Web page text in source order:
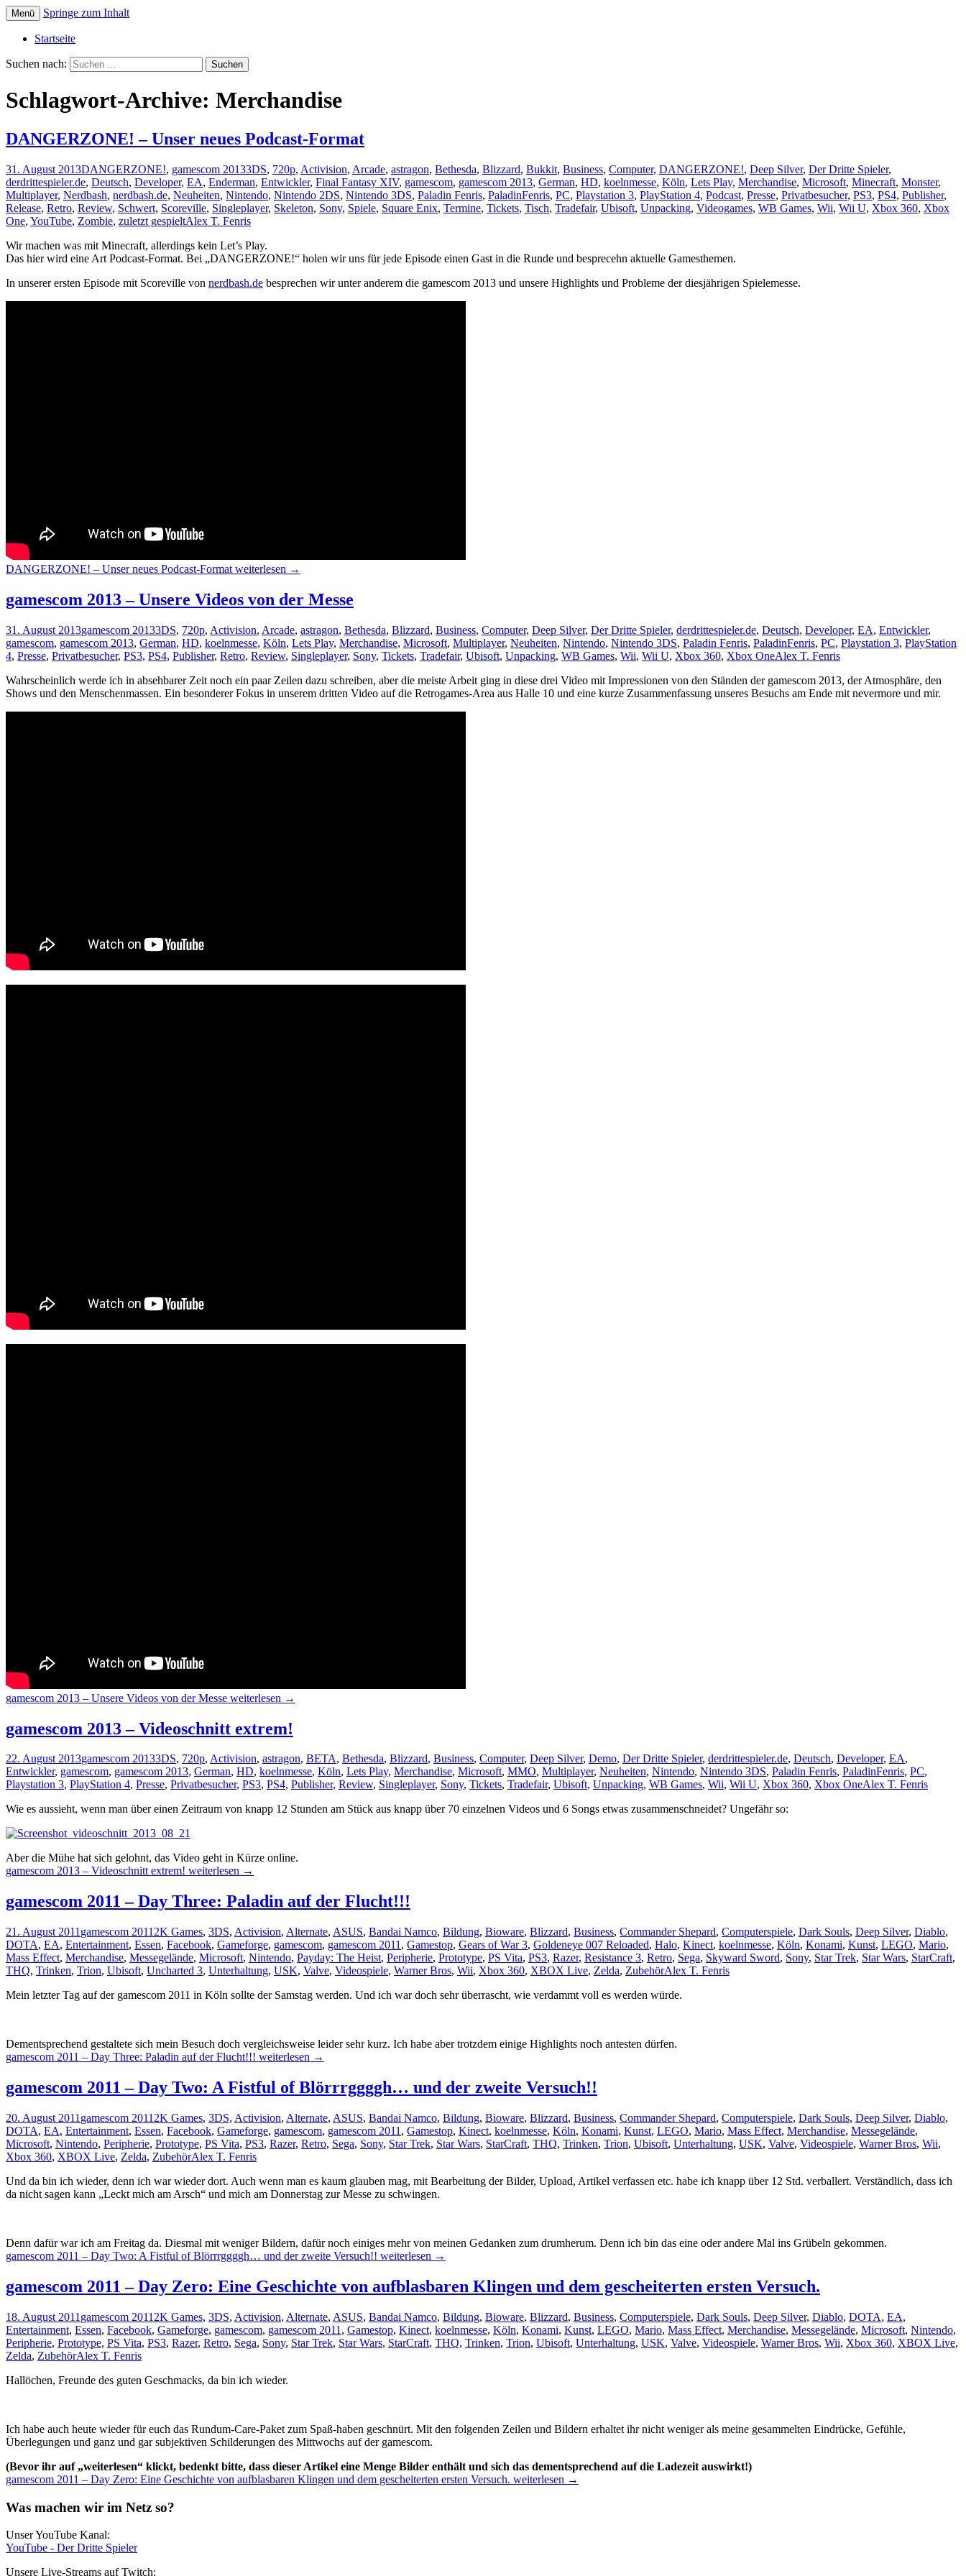
Der Dritte Spieler
Menü Springe zum Inhalt
Startseite
Suchen nach:
Schlagwort-Archive: Merchandise
DANGERZONE! – Unser neues Podcast-Format
31. August 2013DANGERZONE!, gamescom 20133DS, 720p, Activision, Arcade, astragon, Bethesda, Blizzard, Bukkit, Business, Computer, DANGERZONE!, Deep Silver, Der Dritte Spieler,
derdrittespieler.de, Deutsch, Developer, EA, Enderman, Entwickler, Final Fantasy XIV, gamescom, gamescom 2013, German, HD, koelnmesse, Köln, Lets Play, Merchandise, Microsoft, Minecraft, Monster,
Multiplayer, Nerdbash, nerdbash.de, Neuheiten, Nintendo, Nintendo 2DS, Nintendo 3DS, Paladin Fenris, PaladinFenris, PC, Playstation 3, PlayStation 4, Podcast, Presse, Privatbesucher, PS3, PS4, Publisher,
Release, Retro, Review, Schwert, Scoreville, Singleplayer, Skeleton, Sony, Spiele, Square Enix, Termine, Tickets, Tisch, Tradefair, Ubisoft, Unpacking, Videogames, WB Games, Wii, Wii U, Xbox 360, Xbox
One, YouTube, Zombie, zuletzt gespieltAlex T. Fenris
Wir machen was mit Minecraft, allerdings kein Let’s Play.
Das hier wird eine Art Podcast-Format. Bei „DANGERZONE!“ holen wir uns für jede Episode einen Gast in die Runde und besprecehn aktuelle Gamesthemen.
In unserer ersten Episode mit Scoreville von nerdbash.de besprechen wir unter anderem die gamescom 2013 und unsere Highlights und Probleme der diesjährigen Spielemesse.
DANGERZONE! – Unser neues Podcast-Format weiterlesen →
gamescom 2013 – Unsere Videos von der Messe
31. August 2013gamescom 20133DS, 720p, Activision, Arcade, astragon, Bethesda, Blizzard, Business, Computer, Deep Silver, Der Dritte Spieler, derdrittespieler.de, Deutsch, Developer, EA, Entwickler,
gamescom, gamescom 2013, German, HD, koelnmesse, Köln, Lets Play, Merchandise, Microsoft, Multiplayer, Neuheiten, Nintendo, Nintendo 3DS, Paladin Fenris, PaladinFenris, PC, Playstation 3, PlayStation
4, Presse, Privatbesucher, PS3, PS4, Publisher, Retro, Review, Singleplayer, Sony, Tickets, Tradefair, Ubisoft, Unpacking, WB Games, Wii, Wii U, Xbox 360, Xbox OneAlex T. Fenris
Wahrscheinlich werde ich in absehbarer Zeit noch ein paar Zeilen dazu schreiben, aber die meiste Arbeit ging in diese drei Video mit Impressionen von den Ständen der gamescom 2013, der Atmosphäre, den
Shows und den Menschenmassen. Ein besonderer Fokus in unserem dritten Video auf die Retrogames-Area aus Halle 10 und eine kurze Zusammenfassung unseres Besuchs am Ende mit nevermore und mir.
gamescom 2013 – Unsere Videos von der Messe weiterlesen →
gamescom 2013 – Videoschnitt extrem!
22. August 2013gamescom 20133DS, 720p, Activision, astragon, BETA, Bethesda, Blizzard, Business, Computer, Deep Silver, Demo, Der Dritte Spieler, derdrittespieler.de, Deutsch, Developer, EA,
Entwickler, gamescom, gamescom 2013, German, HD, koelnmesse, Köln, Lets Play, Merchandise, Microsoft, MMO, Multiplayer, Neuheiten, Nintendo, Nintendo 3DS, Paladin Fenris, PaladinFenris, PC,
Playstation 3, PlayStation 4, Presse, Privatbesucher, PS3, PS4, Publisher, Review, Singleplayer, Sony, Tickets, Tradefair, Ubisoft, Unpacking, WB Games, Wii, Wii U, Xbox 360, Xbox OneAlex T. Fenris
Wie es aussieht, wenn man über einen Zeitraum von knapp 12 Stunden am Stück aus knapp über 70 einzelnen Videos und 6 Songs etwas zusammenschneidet? Ungefähr so:
Aber die Mühe hat sich gelohnt, das Video geht in Kürze online.
gamescom 2013 – Videoschnitt extrem! weiterlesen →
gamescom 2011 – Day Three: Paladin auf der Flucht!!!
21. August 2011 gamescom 2011 2K Games, 3DS, Activision, Alternate, ASUS, Bandai Namco, Bildung, Bioware, Blizzard, Business, Commander Shepard, Computerspiele, Dark Souls, Deep Silver, Diablo,
DOTA, EA, Entertainment, Essen, Facebook, Gameforge, gamescom, gamescom 2011 , Gamestop, Gears of War 3, Goldeneye 007 Reloaded, Halo, Kinect, koelnmesse, Köln, Konami, Kunst, LEGO, Mario,
Mass Effect, Merchandise, Messegelände, Microsoft, Nintendo, Payday: The Heist, Peripherie, Prototype, PS Vita, PS3, Razer, Resistance 3, Retro, Sega, Skyward Sword, Sony, Star Trek, Star Wars, StarCraft,
THQ, Trinken, Trion, Ubisoft, Uncharted 3, Unterhaltung, USK, Valve, Videospiele, Warner Bros, Wii, Xbox 360, XBOX Live, Zelda, ZubehörAlex T. Fenris
Mein letzter Tag auf der gamescom 2011 in Köln sollte der Samstag werden. Und ich war doch sehr überrascht, wie verdammt voll es werden würde.
Dementsprechend gestaltete sich mein Besuch doch vergleichsweise leider sehr kurz. Ich habe aber trotzdem einige Highlights noch antesten dürfen.
gamescom 2011 – Day Three: Paladin auf der Flucht!!! weiterlesen →
gamescom 2011 – Day Two: A Fistful of Blörrrggggh… und der zweite Versuch!!
20. August 2011 gamescom 2011 2K Games, 3DS, Activision, Alternate, ASUS, Bandai Namco, Bildung, Bioware, Blizzard, Business, Commander Shepard, Computerspiele, Dark Souls, Deep Silver, Diablo,
DOTA, EA, Entertainment, Essen, Facebook, Gameforge, gamescom, gamescom 2011 , Gamestop, Kinect, koelnmesse, Köln, Konami, Kunst, LEGO, Mario, Mass Effect, Merchandise, Messegelände,
Microsoft, Nintendo, Peripherie, Prototype, PS Vita, PS3, Razer, Retro, Sega, Sony, Star Trek, Star Wars, StarCraft, THQ, Trinken, Trion, Ubisoft, Unterhaltung, USK, Valve, Videospiele, Warner Bros, Wii,
Xbox 360, XBOX Live, Zelda, ZubehörAlex T. Fenris
Und da bin ich wieder, denn ich war wieder dort. Auch wenn man es kaum glauben mag, mit Bearbeitung der Bilder, Upload, Artikel verfassen etc. habe ich knapp über 12 Std. verballert. Verständlich, dass ich
da nicht sagen kann „Leckt mich am Arsch“ und mich am Donnerstag zur Messe zu schwingen.
Denn dafür war ich am Freitag da. Diesmal mit weniger Bildern, dafür noch einiges mehr von meinen Gedanken zum drumherum. Denn ich bin das eine oder andere Mal ins Grübeln gekommen.
gamescom 2011 – Day Two: A Fistful of Blörrrggggh… und der zweite Versuch!! weiterlesen →
gamescom 2011 – Day Zero: Eine Geschichte von aufblasbaren Klingen und dem gescheiterten ersten Versuch.
18. August 2011 gamescom 2011 2K Games, 3DS, Activision, Alternate, ASUS, Bandai Namco, Bildung, Bioware, Blizzard, Business, Computerspiele, Dark Souls, Deep Silver, Diablo, DOTA, EA,
Entertainment, Essen, Facebook, Gameforge, gamescom, gamescom 2011 , Gamestop, Kinect, koelnmesse, Köln, Konami, Kunst, LEGO, Mario, Mass Effect, Merchandise, Messegelände, Microsoft, Nintendo,
Peripherie, Prototype, PS Vita, PS3, Razer, Retro, Sega, Sony, Star Trek, Star Wars, StarCraft, THQ, Trinken, Trion, Ubisoft, Unterhaltung, USK, Valve, Videospiele, Warner Bros, Wii, Xbox 360, XBOX Live,
Zelda, ZubehörAlex T. Fenris
Hallöchen, Freunde des guten Geschmacks, da bin ich wieder.
Ich habe auch heute wieder für euch das Rundum-Care-Paket zum Spaß-haben geschnürt. Mit den folgenden Zeilen und Bildern erhaltet ihr nicht weniger als meine gesammelten Eindrücke, Gefühle,
Überlegungen und ganz und gar subjektiven Schilderungen des Mittwochs auf der gamescom.
(Bevor ihr auf „weiterlesen“ klickt, bedenkt bitte, dass dieser Artikel eine Menge Bilder enthält und sich das dementsprechend auf die Ladezeit auswirkt!)
gamescom 2011 – Day Zero: Eine Geschichte von aufblasbaren Klingen und dem gescheiterten ersten Versuch. weiterlesen →
Was machen wir im Netz so?
Unser YouTube Kanal:
YouTube - Der Dritte Spieler
Unsere Live-Streams auf Twitch: